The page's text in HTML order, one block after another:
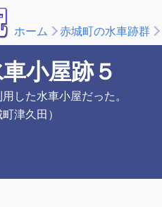
ホーム 赤城町の水車跡群
小屋跡５
した水車小屋だった。
津久田）